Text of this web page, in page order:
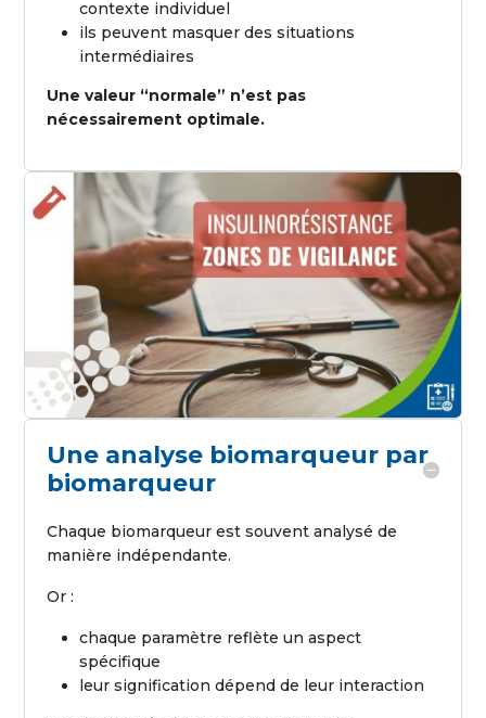
contexte individuel
ils peuvent masquer des situations
intermédiaires
Une valeur “normale” n’est pas
nécessairement optimale.
Une analyse biomarqueur par
biomarqueur
Chaque biomarqueur est souvent analysé de
manière indépendante.
Or :
chaque paramètre reflète un aspect
spécifique
leur signification dépend de leur interaction